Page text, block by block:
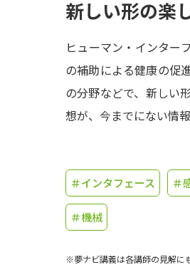
新しい形の楽
ヒューマン・インター
の補助による健康の促
の分野などで、新しい
想が、今までにない情
＃インタフェース ＃
＃機械
※夢ナビ講義は各講師の見解に